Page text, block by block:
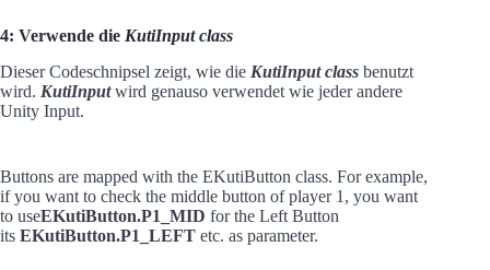
4: Verwende die KutiInput class
Dieser Codeschnipsel zeigt, wie die KutiInput class benutzt
wird. KutiInputwird genauso verwendet wie jeder andere
Unity Input.
Buttons are mapped with the EKutiButton class. For example,
if you want to check the middle button of player 1, you want
to useEKutiButton.P1_MID for the Left Button
its EKutiButton.P1_LEFT etc. as parameter.